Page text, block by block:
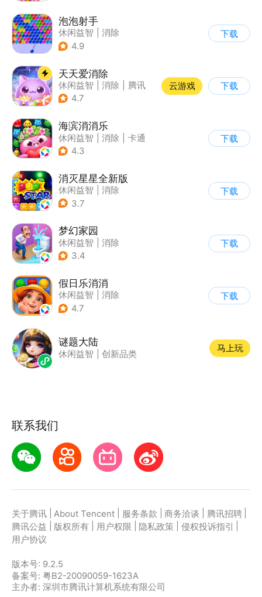
泡泡射手
休闲益智
消除
| 泡泡龙
4.9
下载
天天爱消除
休闲益智 消除
腾讯
| 单机
4.7
云游戏 下载
海滨消消乐
休闲益智 消除
卡通
| 乐元素
4.3
下载
消灭星星全新版
休闲益智
消除
3.7
下载
梦幻家园
休闲益智
消除
| 女性向
3.4
下载
假日乐消消
休闲益智
消除
| 乐元素
4.7
下载
谜题大陆
休闲益智 创新品类
马上玩
联系我们
关于腾讯 About Tencent 服务条款 商务洽谈 腾讯招聘
腾讯公益
版权所有 用户权限 隐私政策 侵权投诉指引
用户协议
版本号: 9.2.5
备案号: 粤B2-20090059-1623A
主办者: 深圳市腾讯计算机系统有限公司